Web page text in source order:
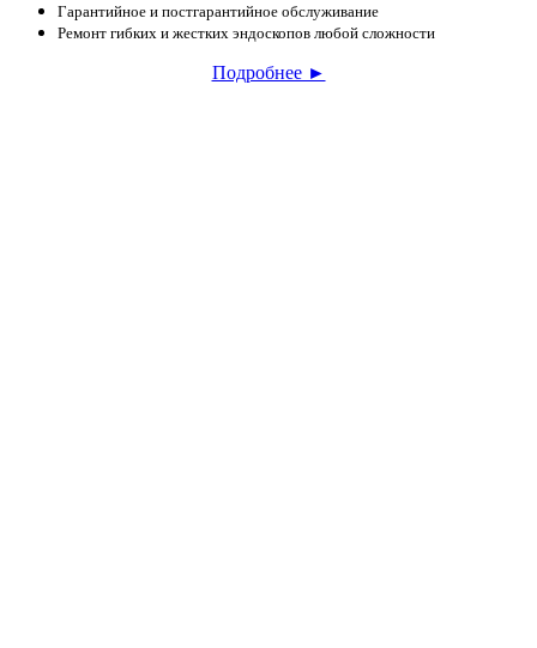
Гарантийное и постгарантийное обслуживание
Ремонт гибких и жестких эндоскопов любой сложности
Подробнее ►